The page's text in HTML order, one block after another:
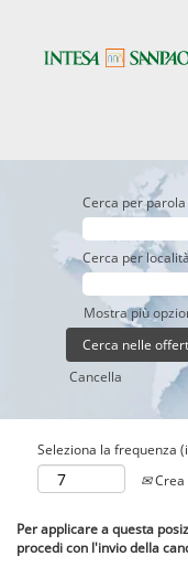
Cerca per parola
Cerca per località
Mostra più
Cancella
Seleziona la frequenza
Crea
Per applicare a questa
procedi con l'invio della